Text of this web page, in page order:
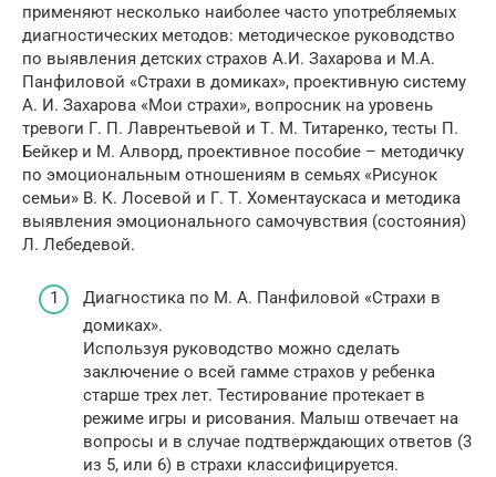
применяют несколько наиболее часто употребляемых
диагностических методов: методическое руководство
по выявления детских страхов А.И. Захарова и М.А.
Панфиловой «Страхи в домиках», проективную систему
А. И. Захарова «Мои страхи», вопросник на уровень
тревоги Г. П. Лаврентьевой и Т. М. Титаренко, тесты П.
Бейкер и М. Алворд, проективное пособие – методичку
по эмоциональным отношениям в семьях «Рисунок
семьи» В. К. Лосевой и Г. Т. Хоментаускаса и методика
выявления эмоционального самочувствия (состояния)
Л. Лебедевой.
Диагностика по М. А. Панфиловой «Страхи в
домиках».
Используя руководство можно сделать
заключение о всей гамме страхов у ребенка
старше трех лет. Тестирование протекает в
режиме игры и рисования. Малыш отвечает на
вопросы и в случае подтверждающих ответов (3
из 5, или 6) в страхи классифицируется.